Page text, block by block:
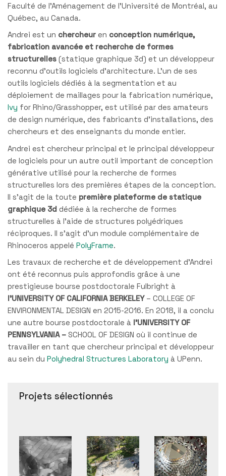
Faculté de l’Aménagement de l’Université de Montréal, au
Québec, au Canada.
Andrei est un chercheur en conception numérique,
fabrication avancée et recherche de formes
structurelles (statique graphique 3d) et un développeur
reconnu d’outils logiciels d’architecture. L’un de ses
outils logiciels dédiés à la segmentation et au
déploiement de maillages pour la fabrication numérique,
Ivy for Rhino/Grasshopper, est utilisé par des amateurs
de design numérique, des fabricants d’installations, des
chercheurs et des enseignants du monde entier.
Andrei est chercheur principal et le principal développeur
de logiciels pour un autre outil important de conception
générative utilisé pour la recherche de formes
structurelles lors des premières étapes de la conception.
Il s’agit de la toute première plateforme de statique
graphique 3d dédiée à la recherche de formes
structurelles à l’aide de structures polyédriques
réciproques. Il s’agit d’un module complémentaire de
Rhinoceros appelé PolyFrame.
Les travaux de recherche et de développement d’Andrei
ont été reconnus puis approfondis grâce à une
prestigieuse bourse postdoctorale Fulbright à
l’UNIVERSITY OF CALIFORNIA BERKELEY– COLLEGE OF
ENVIRONMENTAL DESIGN en 2015-2016. En 2018, il a conclu
une autre bourse postdoctorale à l’UNIVERSITY OF
PENNSYLVANIA – SCHOOL OF DESIGN où il continue de
travailler en tant que chercheur principal et développeur
au sein du Polyhedral Structures Laboratory à UPenn.
Projets sélectionnés